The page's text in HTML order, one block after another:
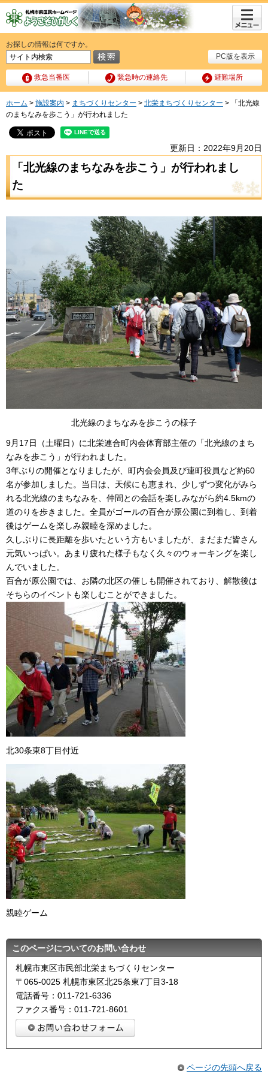
PC版を表示
お探しの情報は何ですか。
救急当番医 緊急時の連絡先 避難場所
メニュ
ー
ホーム > 施設案内 > まちづくりセンター > 北栄まちづくりセンター > 「北光線
のまちなみを歩こう」が行われました
更新日：2022年9月20日
「北光線のまちなみを歩こう」が行われまし
た
北光線のまちなみを歩こうの様子
9月17日（土曜日）に北栄連合町内会体育部主催の「北光線のまち
なみを歩こう」が行われました。
3年ぶりの開催となりましたが、町内会会員及び連町役員など約60
名が参加しました。当日は、天候にも恵まれ、少しずつ変化がみら
れる北光線のまちなみを、仲間との会話を楽しみながら約4.5kmの
道のりを歩きました。全員がゴールの百合が原公園に到着し、到着
後はゲームを楽しみ親睦を深めました。
久しぶりに長距離を歩いたという方もいましたが、まだまだ皆さん
元気いっぱい。あまり疲れた様子もなく久々のウォーキングを楽し
んでいました。
百合が原公園では、お隣の北区の催しも開催されており、解散後は
そちらのイベントも楽しむことができました。
北30条東8丁目付近
親睦ゲーム
このページについてのお問い合わせ
札幌市東区市民部北栄まちづくりセンター
〒065-0025 札幌市東区北25条東7丁目3-18
電話番号：011-721-6336
ファクス番号：011-721-8601
ページの先頭へ戻る